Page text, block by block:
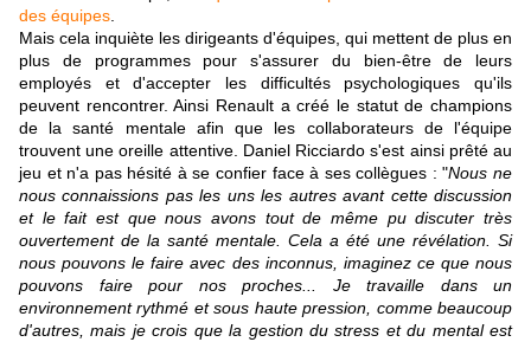
des équipes
Mais cela inquiète les dirigeants d'équipes, qui mettent de plus en
plus de programmes pour s'assurer du bien-être de leurs
employés et d'accepter les difficultés psychologiques qu'ils
peuvent rencontrer. Ainsi Renault a créé le statut de champions
de la santé mentale afin que les collaborateurs de l'équipe
trouvent une oreille attentive. Daniel Ricciardo s'est ainsi prêté au
jeu et n'a pas hésité à se confier face à ses collègues : "Nous ne
nous connaissions pas les uns les autres avant cette discussion
et le fait est que nous avons tout de même pu discuter très
ouvertement de la santé mentale. Cela a été une révélation. Si
nous pouvons le faire avec des inconnus, imaginez ce que nous
pouvons faire pour nos proches... Je travaille dans un
environnement rythmé et sous haute pression, comme beaucoup
d'autres, mais je crois que la gestion du stress et du mental est